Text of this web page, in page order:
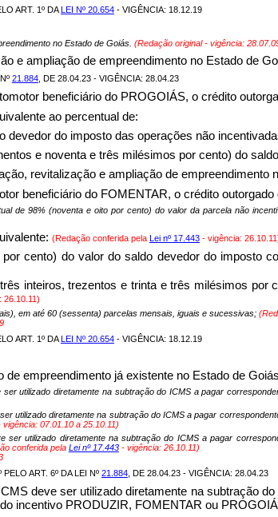
ART. 1º DA
LEI Nº 20.654- VIGÊNCIA: 18.12.19
no Estado de Goiás. (Redação original - vigência:
e ampliação de empreendimento no Estado de
21.884, DE 28.04.23 - VIGÊNCIA: 28.04.23
beneficiário do PROGOIÁS, o crédito
ao percentual de:
devedor do imposto das operações não
e noventa e três milésimos por cento) do
revitalização e ampliação de empreendimento
beneficiário do FOMENTAR, o crédito outorgado
de 98% (noventa e oito por cento) do valor da parcela não
(Redação conferida pela Lei nº 17.443- vigência:
cento) do valor do saldo devedor do imposto
inteiros, trezentos e trinta e três milésimos
26.10.11)
em até 60 (sessenta) parcelas mensais, iguais e sucessivas;
ART. 1º DA
LEI Nº 20.654- VIGÊNCIA: 18.12.19
de empreendimento já existente no Estado de
utilizado diretamente na subtração do ICMS a pagar
utilizado diretamente na subtração do ICMS a pagar
07.01.10 a 25.10.11)
ser utilizado diretamente na subtração do ICMS a pagar
conferida pela Lei nº 17.443- vigência: 26.10.11)
ART. 6º DA LEI Nº 21.884, DE 28.04.23 - VIGÊNCIA: 28.04.23
deve ser utilizado diretamente na subtração
incentivo PRODUZIR, FOMENTAR ou